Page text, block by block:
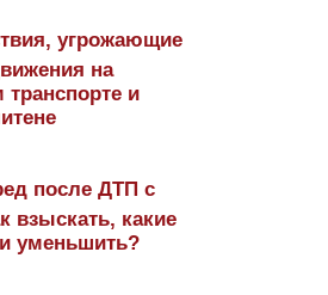
угрожающие
на
и
после ДТП с
взыскать, какие
уменьшить?